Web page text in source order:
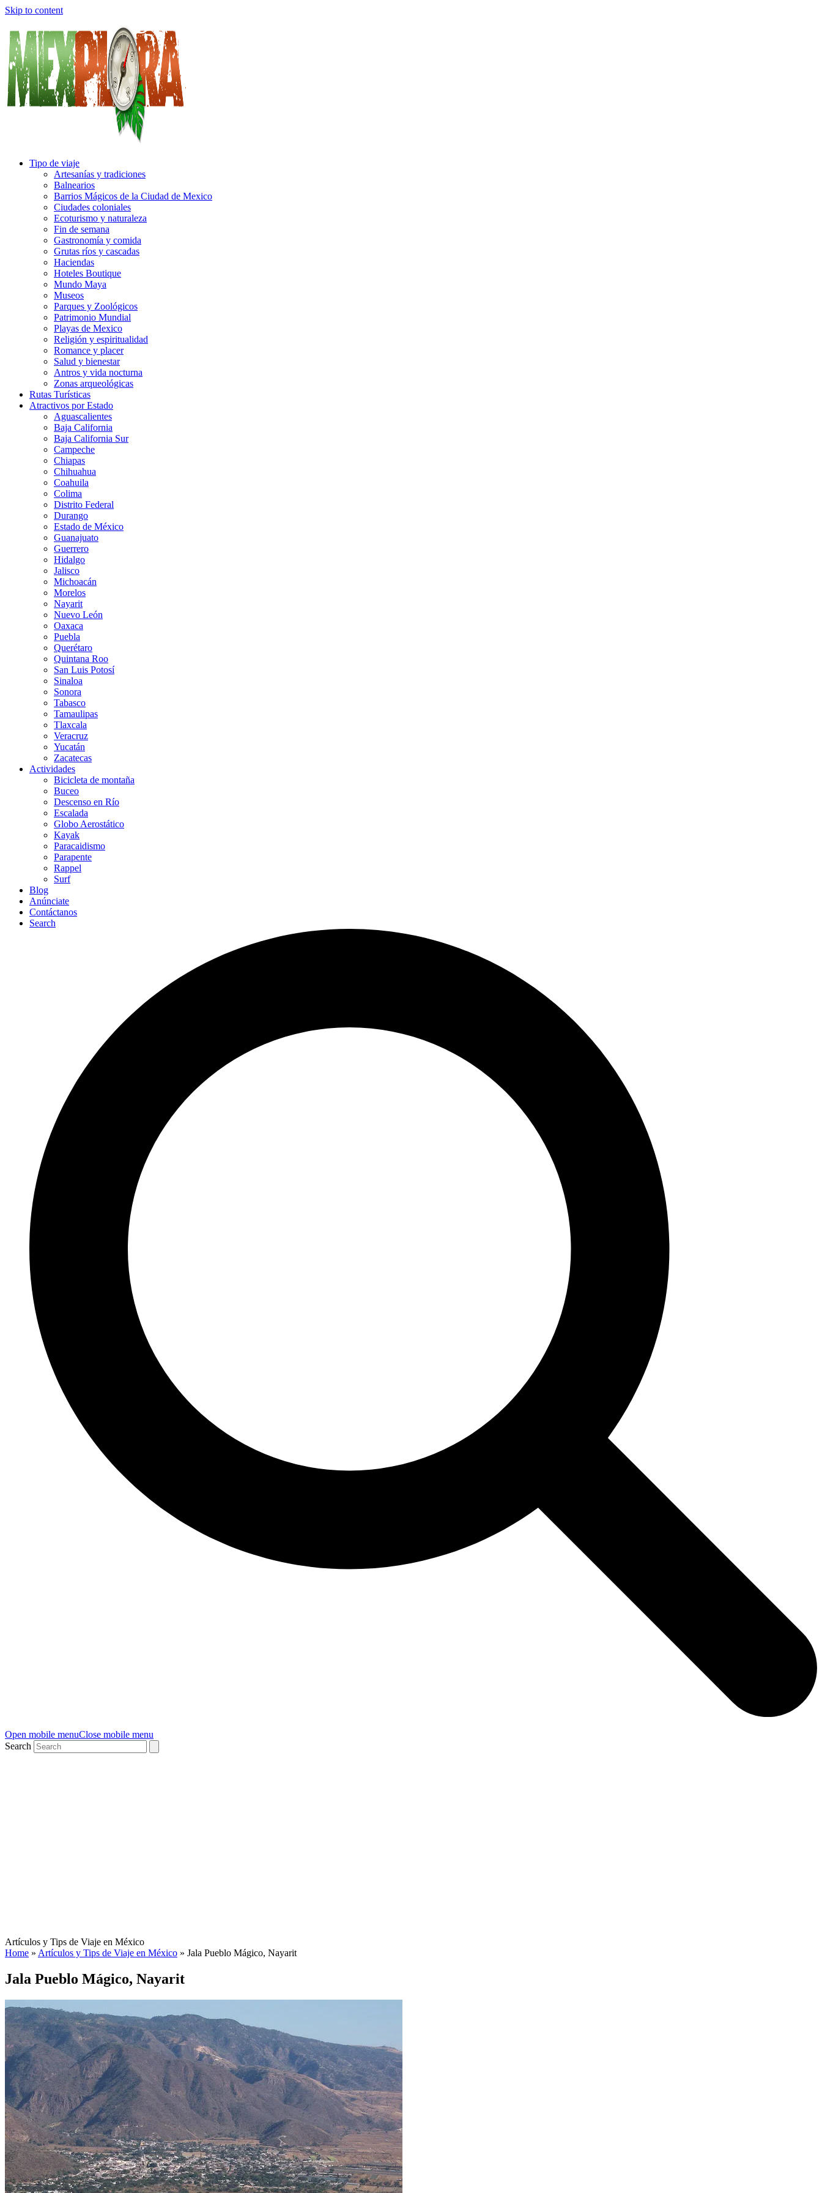
Skip to content
Tipo de viaje
Artesanías y tradiciones
Balnearios
Barrios Mágicos de la Ciudad de Mexico
Ciudades coloniales
Ecoturismo y naturaleza
Fin de semana
Gastronomía y comida
Grutas ríos y cascadas
Haciendas
Hoteles Boutique
Mundo Maya
Museos
Parques y Zoológicos
Patrimonio Mundial
Playas de Mexico
Religión y espiritualidad
Romance y placer
Salud y bienestar
Antros y vida nocturna
Zonas arqueológicas
Rutas Turísticas
Atractivos por Estado
Aguascalientes
Baja California
Baja California Sur
Campeche
Chiapas
Chihuahua
Coahuila
Colima
Distrito Federal
Durango
Estado de México
Guanajuato
Guerrero
Hidalgo
Jalisco
Michoacán
Morelos
Nayarit
Nuevo León
Oaxaca
Puebla
Querétaro
Quintana Roo
San Luis Potosí
Sinaloa
Sonora
Tabasco
Tamaulipas
Tlaxcala
Veracruz
Yucatán
Zacatecas
Actividades
Bicicleta de montaña
Buceo
Descenso en Río
Escalada
Globo Aerostático
Kayak
Paracaidismo
Parapente
Rappel
Surf
Blog
Anúnciate
Contáctanos
Search
Open mobile menuClose mobile menu
Search
Artículos y Tips de Viaje en México
Home » Artículos y Tips de Viaje en México » Jala Pueblo Mágico, Nayarit
Jala Pueblo Mágico, Nayarit